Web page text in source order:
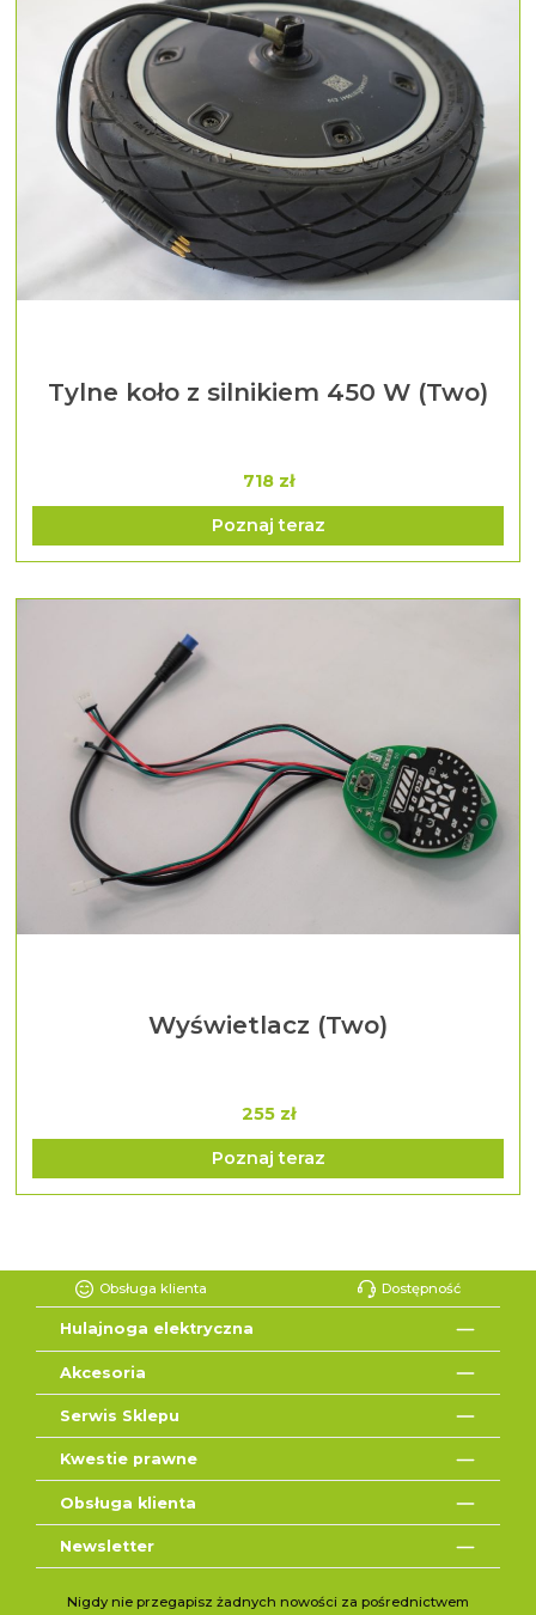
Tylne koło z silnikiem 450 W (Two)
718 zł
Poznaj teraz
Wyświetlacz (Two)
255 zł
Poznaj teraz
Obsługa klienta Dostępność
Hulajnoga elektryczna
Akcesoria
Serwis Sklepu
Kwestie prawne
Obsługa klienta
Newsletter
Nigdy nie przegapisz żadnych nowości za pośrednictwem